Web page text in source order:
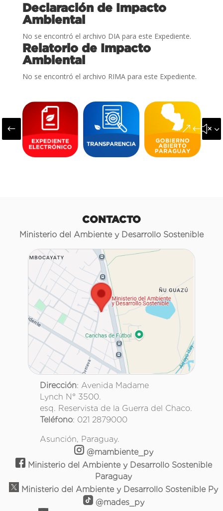
Declaración de Impacto
Ambiental
No se encontró el archivo DIA para este Expediente.
Relatorio de Impacto
Ambiental
No se encontró el archivo RIMA para este Expediente.
#
CONTACTO
Ministerio del Ambiente y Desarrollo Sostenible
Dirección: Avenida Madame
Lynch N° 3500.
esq. Reservista de la Guerra del Chaco.
Teléfono: 021 2879000
Asunción, Paraguay.
@mambiente_py
Ministerio del Ambiente y Desarrollo Sostenible
Paraguay
Ministerio del Ambiente y Desarrollo Sostenible Py
@mades_py